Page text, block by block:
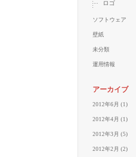
ロゴ
ソフトウェア
壁紙
未分類
運用情報
アーカイブ
2012年6月 (1)
2012年4月 (1)
2012年3月 (5)
2012年2月 (2)